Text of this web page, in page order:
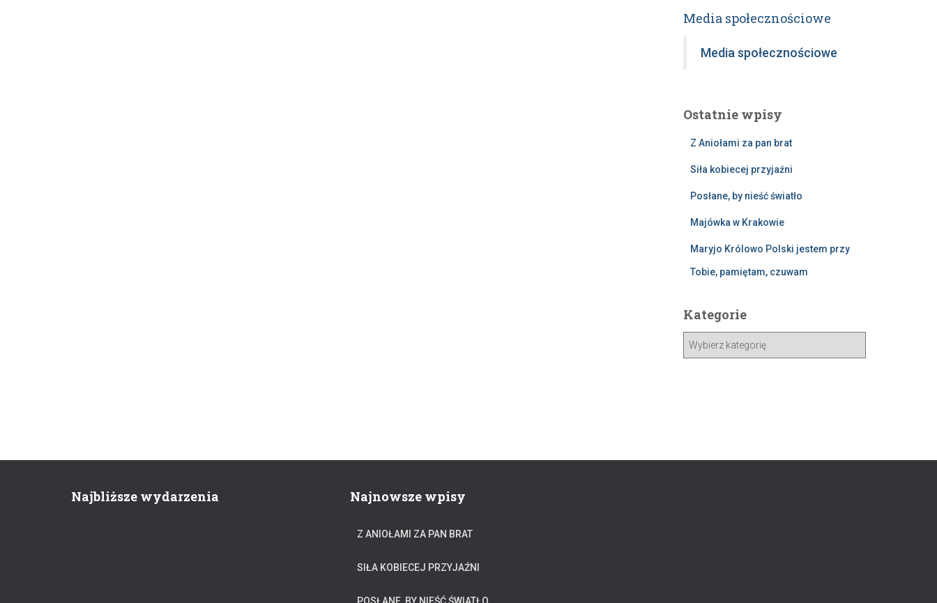
Media społecznościowe
Media społecznościowe
Ostatnie wpisy
Z Aniołami za pan brat
Siła kobiecej przyjaźni
Posłane, by nieść światło
Majówka w Krakowie
Maryjo Królowo Polski jestem przy
Tobie, pamiętam, czuwam
Kategorie
Najbliższe wydarzenia Najnowsze wpisy
Z ANIOŁAMI ZA PAN BRAT
SIŁA KOBIECEJ PRZYJAŹNI